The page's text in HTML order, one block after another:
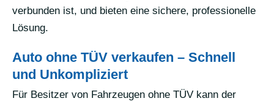
verbunden ist, und bieten eine sichere, professionelle
Lösung.
Auto ohne TÜV verkaufen – Schnell
und Unkompliziert
Für Besitzer von Fahrzeugen ohne TÜV kann der